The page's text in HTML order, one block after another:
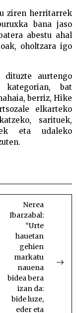
ziren herritarrek
bana jaso
abestu ahal
oholtzara igo
dituzte aurtengo
bat
berriz, Hike
elkarteko
sarituek,
eta udaleko
Nerea
Ibarzabal:
“Urte
hauetan
gehien
markatu
nauena
bidea bera
izan da:
bide luze,
eder eta